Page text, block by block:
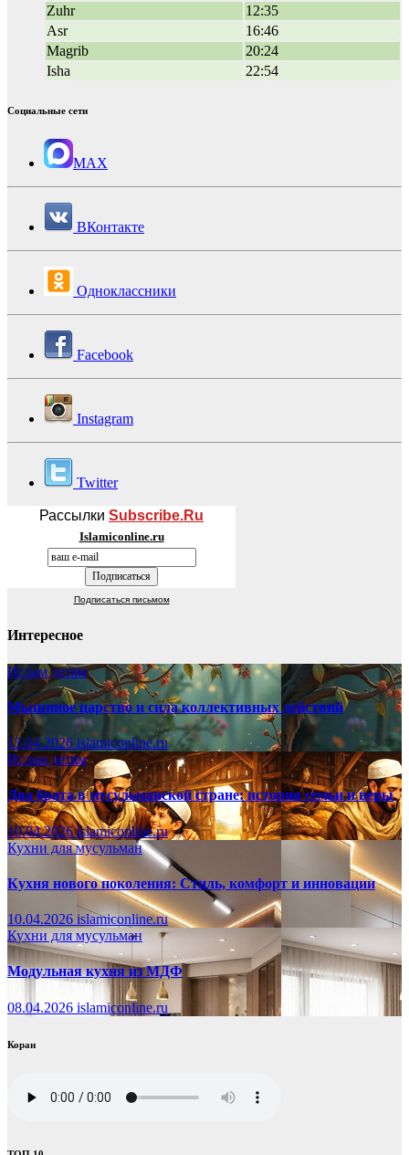
Zuhr
12:35
Asr
16:46
Magrib
20:24
Isha
22:54
Социальные сети
MAX
ВКонтакте
Одноклассники
Facebook
Instagram
Twitter
Рассылки Subscribe.Ru
Islamiconline.ru
Подписаться письмом
Интересное
Ислам детям
Мышиное царство и сила коллективных действий
13.04.2026 islamiconline.ru
Ислам детям
Два брата в мусульманской стране: история семьи и веры
10.04.2026islamiconline.ru
Кухни для мусульман
Кухня нового поколения: Стиль, комфорт и инновации
10.04.2026 islamiconline.ru
Кухни для мусульман
Модульная кухня из МДФ
08.04.2026 islamiconline.ru
Коран